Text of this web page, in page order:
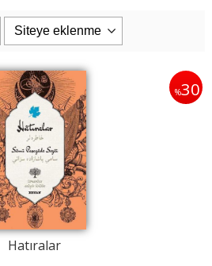
%30
Hatıralar